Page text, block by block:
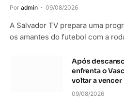
Por admin 09/08/2026
A Salvador TV prepara uma
os amantes do futebol com a
Após
enfrenta o
voltar a vencer
09/08/2026